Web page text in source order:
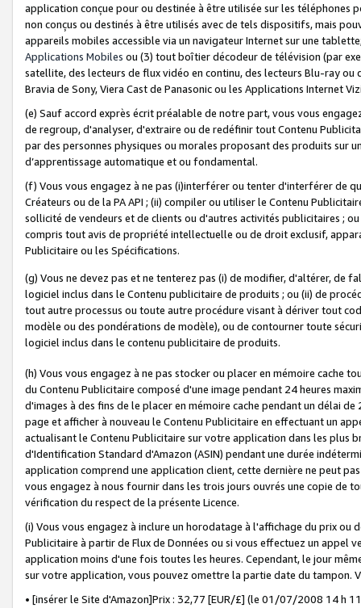
application conçue pour ou destinée à être utilisée sur les téléphones
non conçus ou destinés à être utilisés avec de tels dispositifs, mais
appareils mobiles accessible via un navigateur Internet sur une
Applications Mobiles ou (3) tout boîtier décodeur de télévision (par
satellite, des lecteurs de flux vidéo en continu, des lecteurs Blu-ray
Bravia de Sony, Viera Cast de Panasonic ou les Applications Internet
(e) Sauf accord exprès écrit préalable de notre part, vous vous
de regroup, d'analyser, d'extraire ou de redéfinir tout Contenu
par des personnes physiques ou morales proposant des produits sur
d’apprentissage automatique et ou fondamental.
(f) Vous vous engagez à ne pas (i)interférer ou tenter d'interférer de
Créateurs ou de la PA API ; (ii) compiler ou utiliser le Contenu
sollicité de vendeurs et de clients ou d'autres activités publicitaires ;
compris tout avis de propriété intellectuelle ou de droit exclusif,
Publicitaire ou les Spécifications.
(g) Vous ne devez pas et ne tenterez pas (i) de modifier, d'altérer, de
logiciel inclus dans le Contenu publicitaire de produits ; ou (ii) de
tout autre processus ou toute autre procédure visant à dériver tout
modèle ou des pondérations de modèle), ou de contourner toute
logiciel inclus dans le contenu publicitaire de produits.
(h) Vous vous engagez à ne pas stocker ou placer en mémoire cache
du Contenu Publicitaire composé d'une image pendant 24 heures
d'images à des fins de le placer en mémoire cache pendant un délai
page et afficher à nouveau le Contenu Publicitaire en effectuant un
actualisant le Contenu Publicitaire sur votre application dans les plus
d'Identification Standard d'Amazon (ASIN) pendant une durée
application comprend une application client, cette dernière ne peut
vous engagez à nous fournir dans les trois jours ouvrés une copie de
vérification du respect de la présente Licence.
(i) Vous vous engagez à inclure un horodatage à l'affichage du prix
Publicitaire à partir de Flux de Données ou si vous effectuez un appel
application moins d'une fois toutes les heures. Cependant, le jour
sur votre application, vous pouvez omettre la partie date du tampon.
• [insérer le Site d'Amazon]Prix : 32,77 [EUR/£] (le 01/07/2008 14 h